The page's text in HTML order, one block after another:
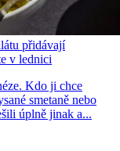
přidávají
v lednici
Kdo ji chce
smetaně nebo
úplně jinak a...